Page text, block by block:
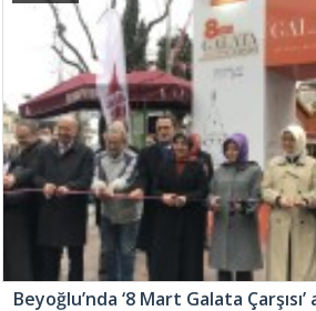
Beyoğlu’nda ‘8 Mart Galata Çarşısı’